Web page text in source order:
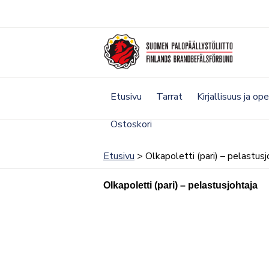
Etusivu Tarrat Kirjallisuus ja
Ostoskori
Etusivu > Olkapoletti (pari) –
Olkapoletti (pari) – pelastusjohtaja